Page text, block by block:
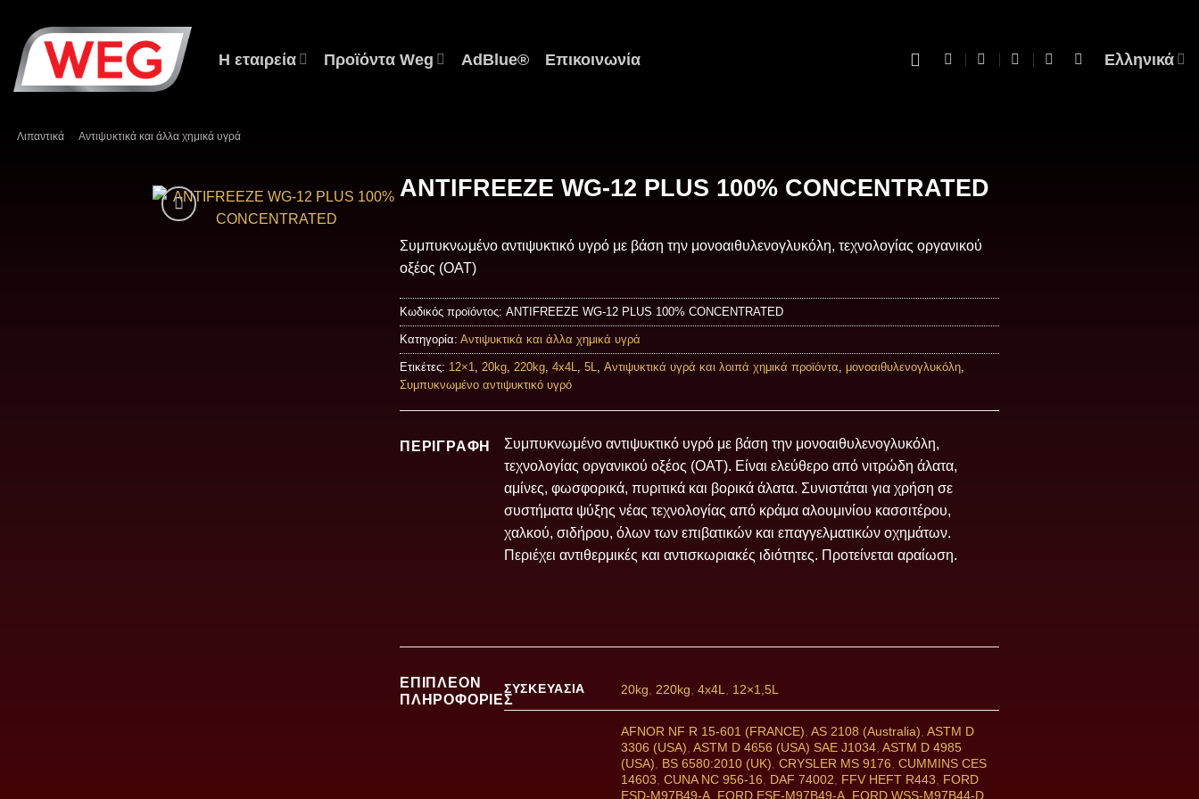
περιεχόμενο
Η εταιρεία Προϊόντα Weg AdBlue® Επικοινωνία Ελληνικά
Λιπαντικά Αντιψυκτικά και άλλα χημικά υγρά
ANTIFREEZE WG-12 PLUS 100% CONCENTRATED
Συμπυκνωμένο αντιψυκτικό υγρό με βάση την μονοαιθυλενογλυκόλη, τεχνολογίας οργανικού
οξέος (OAT)
Κωδικός προϊόντος: ANTIFREEZE WG-12 PLUS 100% CONCENTRATED
Κατηγορία: Αντιψυκτικά και άλλα χημικά υγρά
Ετικέτες: 12×1 20kg 220kg 4x4L 5L Αντιψυκτικά υγρά και λοιπά χημικά προϊόντα μονοαιθυλενογλυκόλη
Συμπυκνωμένο αντιψυκτικό υγρό
ΠΕΡΙΓΡΑΦΉ
Συμπυκνωμένο αντιψυκτικό υγρό με βάση την μονοαιθυλενογλυκόλη,
τεχνολογίας οργανικού οξέος (OAT). Είναι ελεύθερο από νιτρώδη άλατα,
αμίνες, φωσφορικά, πυριτικά και βορικά άλατα. Συνιστάται για χρήση σε
συστήματα ψύξης νέας τεχνολογίας από κράμα αλουμινίου κασσιτέρου,
χαλκού, σιδήρου, όλων των επιβατικών και επαγγελματικών οχημάτων.
Περιέχει αντιθερμικές και αντισκωριακές ιδιότητες. Προτείνεται αραίωση.
ΕΠΙΠΛΈΟΝ
ΠΛΗΡΟΦΟΡΊΕΣ
ΣΥΣΚΕΥΑΣΊΑ 20kg,220kg,4x4L, 12×1,5L
AFNOR NF R 15-601 (FRANCE),AS 2108 (Australia),ASTM D
3306 (USA),ASTM D 4656 (USA) SAE J1034,ASTM D 4985
(USA), BS 6580:2010 (UK),CRYSLER MS 9176,CUMMINS CES
14603,CUNA NC 956-16, DAF 74002, FFV HEFT R443, FORD
ESD-M97B49-A FORD ESE-M97B49-A FORD WSS-M97B44-D